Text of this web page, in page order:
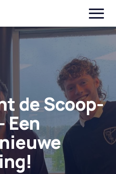
de Scoop-
Een